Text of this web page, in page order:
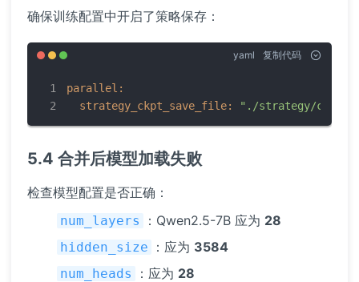
确保训练配置中开启了策略保存：
yaml 复制代码
parallel:
strategy_ckpt_save_file:
"./strategy/
5.4 合并后模型加载失败
检查模型配置是否正确：
num_layers ：Qwen2.5-7B 应为 28
hidden_size ：应为 3584
num_heads ：应为 28